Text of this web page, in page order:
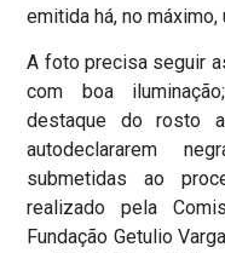
emitida há, no máximo,
A foto precisa seguir
com boa
destaque do rosto
autodeclararem
submetidas ao
realizado pela
Fundação Getulio